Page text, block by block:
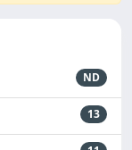
ND
13